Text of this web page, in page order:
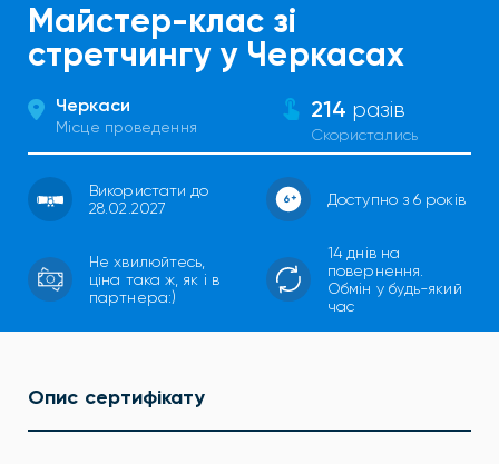
Майстер-клас зі
стретчингу у Черкасах
Черкаси
Місце проведення
214 разів
Скористались
Використати до
28.02.2027
Доступно з 6 років
Не хвилюйтесь,
ціна така ж, як і в
партнера:)
14 днів на
повернення.
Обмін у будь-який
час
Опис сертифікату